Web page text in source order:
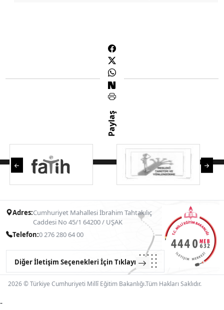
Paylaş
Adres:Cumhuriyet Mahallesi İbrahim Tahtakılıç
Caddesi No 45/1 64200 / UŞAK
Telefon:0 276 280 64 00
Diğer İletişim Seçenekleri İçin Tıklayın
2026 © Türkiye Cumhuriyeti Millî Eğitim Bakanlığı.Tüm Hakları Saklıdır.
-